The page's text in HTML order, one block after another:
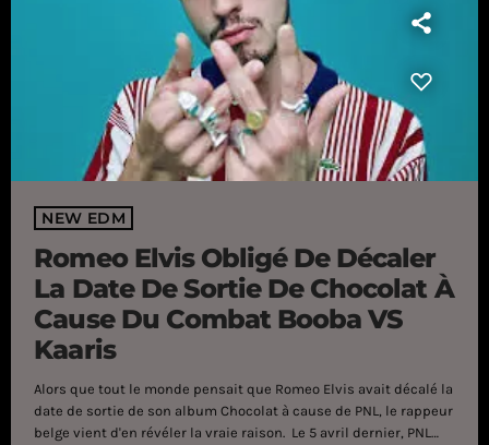
NEW EDM
Romeo Elvis Obligé De Décaler
La Date De Sortie De Chocolat À
Cause Du Combat Booba VS
Kaaris
Alors que tout le monde pensait que Romeo Elvis avait décalé la
date de sortie de son album Chocolat à cause de PNL, le rappeur
belge vient d'en révéler la vraie raison. Le 5 avril dernier, PNL